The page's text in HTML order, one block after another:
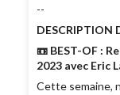
--
DESCRIPTION
📼 BEST-OF :
2023 avec Eric
Cette semaine,